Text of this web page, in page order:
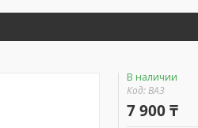
В наличии
Код:BA3
7 900 ₸